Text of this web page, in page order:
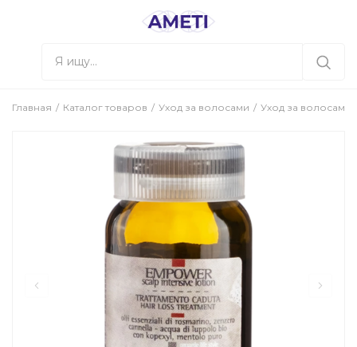
Главная Каталог товаров Уход за волосами Уход за волосами